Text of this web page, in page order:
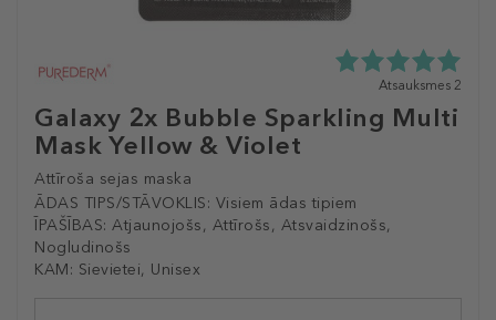
Galaxy 2x Bubble Sparkling Multi
Mask Yellow & Violet
Attīroša sejas maska
ĀDAS TIPS/STĀVOKLIS: Visiem ādas tipiem
ĪPAŠĪBAS: Atjaunojošs, Attīrošs, Atsvaidzinošs,
Nogludinošs
KAM: Sievietei, Unisex
5.0
no
Atsauksmes 2